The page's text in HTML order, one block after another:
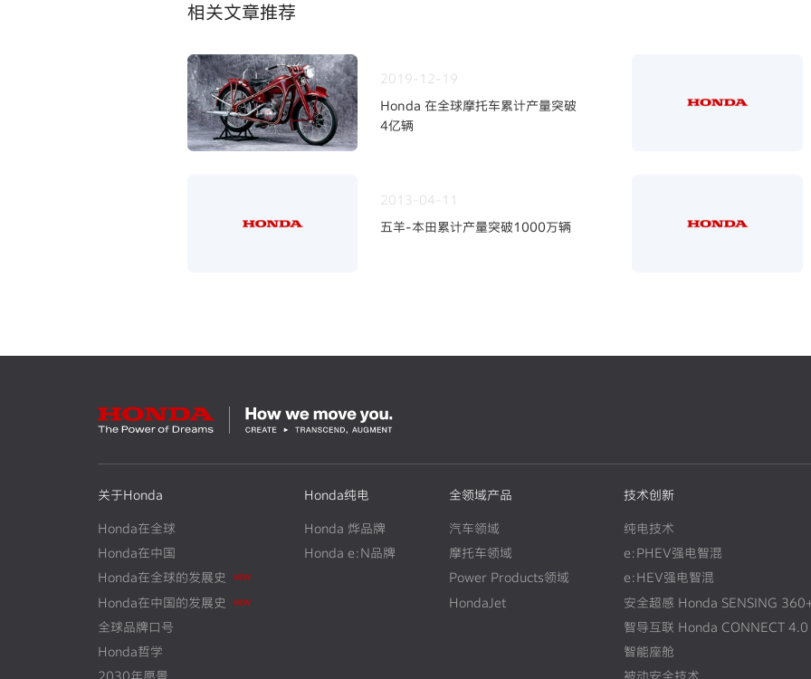
相关文章推荐
2019-12-19
Honda 在全球摩托车累计产量突破
4亿辆
2013-04-11
五羊-本田累计产量突破1000万辆
关于Honda
Honda在全球
Honda在中国
Honda在全球的发展史
Honda在中国的发展史
全球品牌口号
Honda哲学
Honda纯电
Honda 烨品牌
Honda e:N品牌
全领域产品
汽车领域
摩托车领域
Power Products领域
HondaJet
技术创新
纯电技术
e:PHEV强电智混
e:HEV强电智混
安全超感 Honda SENSING
智导互联 Honda CONNECT 4.0
智能座舱